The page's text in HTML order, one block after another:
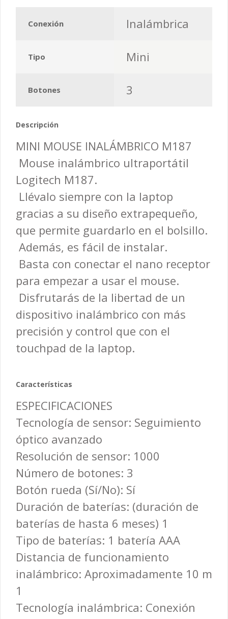
Conexión Inalámbrica
Tipo Mini
Botones 3
Descripción
MINI MOUSE INALÁMBRICO M187
 Mouse inalámbrico ultraportátil
Logitech M187.
 Llévalo siempre con la laptop
gracias a su diseño extrapequeño,
que permite guardarlo en el bolsillo.
 Además, es fácil de instalar.
 Basta con conectar el nano receptor
para empezar a usar el mouse.
 Disfrutarás de la libertad de un
dispositivo inalámbrico con más
precisión y control que con el
touchpad de la laptop.
Características
ESPECIFICACIONES
Tecnología de sensor: Seguimiento
óptico avanzado
Resolución de sensor: 1000
Número de botones: 3
Botón rueda (Sí/No): Sí
Duración de baterías: (duración de
baterías de hasta 6 meses) 1
Tipo de baterías: 1 batería AAA
Distancia de funcionamiento
inalámbrico: Aproximadamente 10 m
1
Tecnología inalámbrica: Conexión